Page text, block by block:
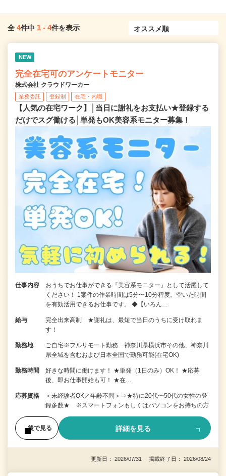
全 4件中 1 - 4件を表示
NEW
完全在宅可のアンケートモニター
株式会社 クラウドワーカー
業務委託 登録制 在宅・内職
【人気の在宅ワーク】│当日に謝礼をお支払い★登録する
だけでスグ働ける│単発もOK美容系モニター募集！
仕事内容
おうちでお仕事ができる『美容系モニター』として活躍して
ください！ 1案件の作業時間は5分〜10分程度。空いた時間
を有効活用できるお仕事です。 ◆【いろん…
給与
完全出来高制 ★謝礼は、最短で当日のうちに受け取れま
す！
勤務地
ご自宅※フルリモート勤務 神奈川県横浜市その他、神奈川
県全域を含むおよび日本全国で勤務可能(在宅OK)
勤務時間
好きな時間に働けます！ ★単発（1日のみ）OK！ ★応募
後、即お仕事開始も可！ ★在…
応募資格
＜未経験者OK／年齢不問＞⇒★特に20代〜50代の女性の登
録多数★ ※スマートフォンもしくはパソコンをお持ちの方
後で見る 詳細を見る
更新日： 2026/07/31 掲載終了日： 2026/08/24